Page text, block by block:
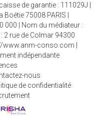
de garantie : 111029J |
75008 PARIS |
000 | Nom du médiateur :
2 rue de Colmar 94300
www.anm-conso.com
indépendante
nous
de confidentialité